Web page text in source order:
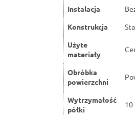
Instalacja
Konstrukcja
Użyte
materiały
Obróbka
powierzchni
Wytrzymałość
półki
10